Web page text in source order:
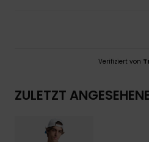
Verifiziert von
ZULETZT